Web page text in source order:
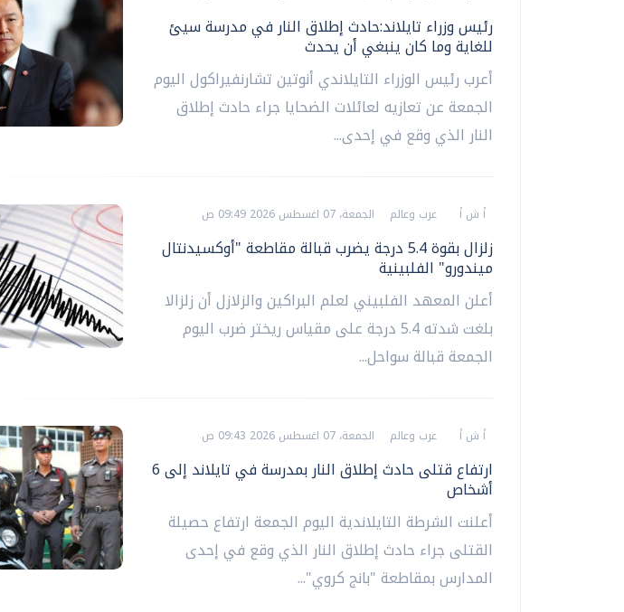
رئيس وزراء تايلاند:حادث إطلاق النار في مدرسة سيئ
للغاية وما كان ينبغي أن يحدث
أعرب رئيس الوزراء التايلاندي أنوتين تشارنفيراكول اليوم
الجمعة عن تعازيه لعائلات الضحايا جراء حادث إطلاق
النار الذي وقع في إحدى...
أ ش أ عرب وعالم الجمعة، 07 اغسطس 2026 09:49 ص
زلزال بقوة 5.4 درجة يضرب قبالة مقاطعة "أوكسيدنتال
ميندورو" الفلبينية
أعلن المعهد الفلبيني لعلم البراكين والزلازل أن زلزالا
بلغت شدته 5.4 درجة على مقياس ريختر ضرب اليوم
الجمعة قبالة سواحل...
أ ش أ عرب وعالم الجمعة، 07 اغسطس 2026 09:43 ص
ارتفاع قتلى حادث إطلاق النار بمدرسة في تايلاند إلى 6
أشخاص
أعلنت الشرطة التايلاندية اليوم الجمعة ارتفاع حصيلة
القتلى جراء حادث إطلاق النار الذي وقع في إحدى
المدارس بمقاطعة "بانج كروي"...